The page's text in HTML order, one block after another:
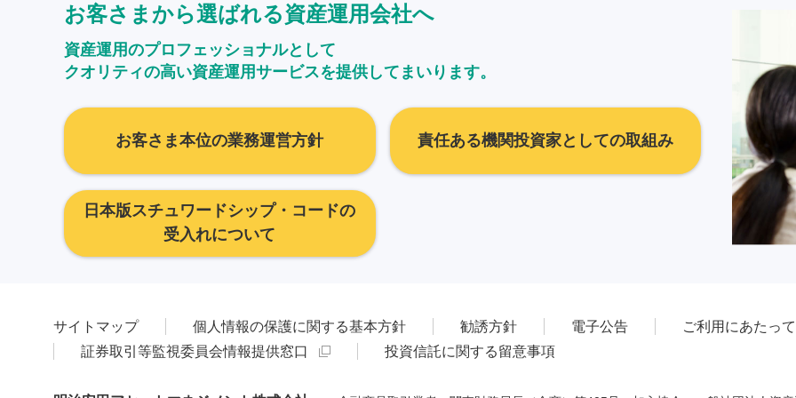
お客さまから選ばれる資産運用会社へ
資産運用のプロフェッショナルとして
クオリティの高い資産運用サービスを提供してまいります。
お客さま本位の業務運営方針 責任ある機関投資家としての取組み
日本版スチュワードシップ・コードの
受入れについて
サイトマップ 個人情報の保護に関する基本方針 勧誘方針 電子公告
ご利用にあたって
証券取引等監視委員会情報提供窓口
投資信託に関する留意事項